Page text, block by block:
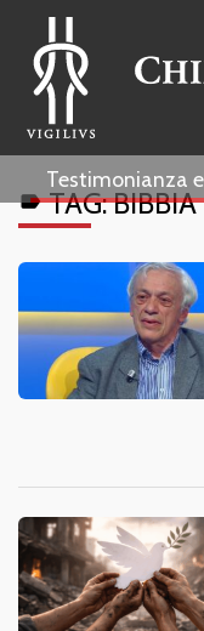
Testimonianza
labelTAG:BIBBIA